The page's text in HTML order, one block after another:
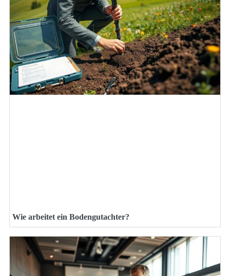
Wie arbeitet ein Bodengutachter?